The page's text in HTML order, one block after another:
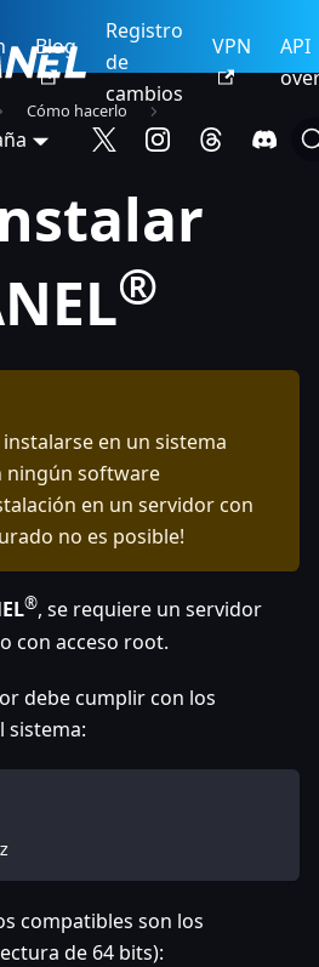
Blog
Registro
de
cambios
VPN
API
Cómo hacerlo
®
en un sistema
ningún software
en un servidor con
no es posible!
®, se requiere un servidor
con acceso root.
debe cumplir con los
sistema:
compatibles son los
de 64 bits):